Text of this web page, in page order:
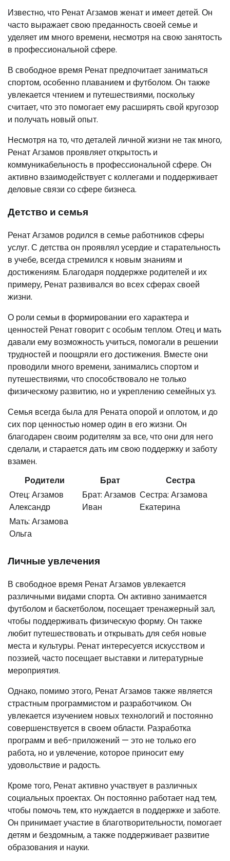
Известно, что Ренат Агзамов женат и имеет детей. Он
часто выражает свою преданность своей семье и
уделяет им много времени, несмотря на свою занятость
в профессиональной сфере.
В свободное время Ренат предпочитает заниматься
спортом, особенно плаванием и футболом. Он также
увлекается чтением и путешествиями, поскольку
считает, что это помогает ему расширять свой кругозор
и получать новый опыт.
Несмотря на то, что деталей личной жизни не так много,
Ренат Агзамов проявляет открытость и
коммуникабельность в профессиональной сфере. Он
активно взаимодействует с коллегами и поддерживает
деловые связи со сфере бизнеса.
Детство и семья
Ренат Агзамов родился в семье работников сферы
услуг. С детства он проявлял усердие и старательность
в учебе, всегда стремился к новым знаниям и
достижениям. Благодаря поддержке родителей и их
примеру, Ренат развивался во всех сферах своей
жизни.
О роли семьи в формировании его характера и
ценностей Ренат говорит с особым теплом. Отец и мать
давали ему возможность учиться, помогали в решении
трудностей и поощряли его достижения. Вместе они
проводили много времени, занимались спортом и
путешествиями, что способствовало не только
физическому развитию, но и укреплению семейных уз.
Семья всегда была для Рената опорой и оплотом, и до
сих пор ценностью номер один в его жизни. Он
благодарен своим родителям за все, что они для него
сделали, и старается дать им свою поддержку и заботу
взамен.
Родители
Брат
Сестра
Отец: Агзамов
Александр
Брат: Агзамов
Иван
Сестра: Агзамова
Екатерина
Мать: Агзамова
Ольга
Личные увлечения
В свободное время Ренат Агзамов увлекается
различными видами спорта. Он активно занимается
футболом и баскетболом, посещает тренажерный зал,
чтобы поддерживать физическую форму. Он также
любит путешествовать и открывать для себя новые
места и культуры. Ренат интересуется искусством и
поэзией, часто посещает выставки и литературные
мероприятия.
Однако, помимо этого, Ренат Агзамов также является
страстным программистом и разработчиком. Он
увлекается изучением новых технологий и постоянно
совершенствуется в своем области. Разработка
программ и веб-приложений — это не только его
работа, но и увлечение, которое приносит ему
удовольствие и радость.
Кроме того, Ренат активно участвует в различных
социальных проектах. Он постоянно работает над тем,
чтобы помочь тем, кто нуждается в поддержке и заботе.
Он принимает участие в благотворительности, помогает
детям и бездомным, а также поддерживает развитие
образования и науки.